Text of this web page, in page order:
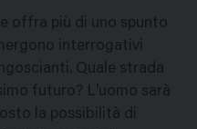
offra più di uno spunto
interrogativi
Quale strada
futuro? L'uomo sarà
la possibilità di